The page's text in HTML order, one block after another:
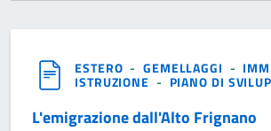
ESTERO - GEMELLAGGI -
ISTRUZIONE - PIANO DI
L'emigrazione dall'Alto Frignano